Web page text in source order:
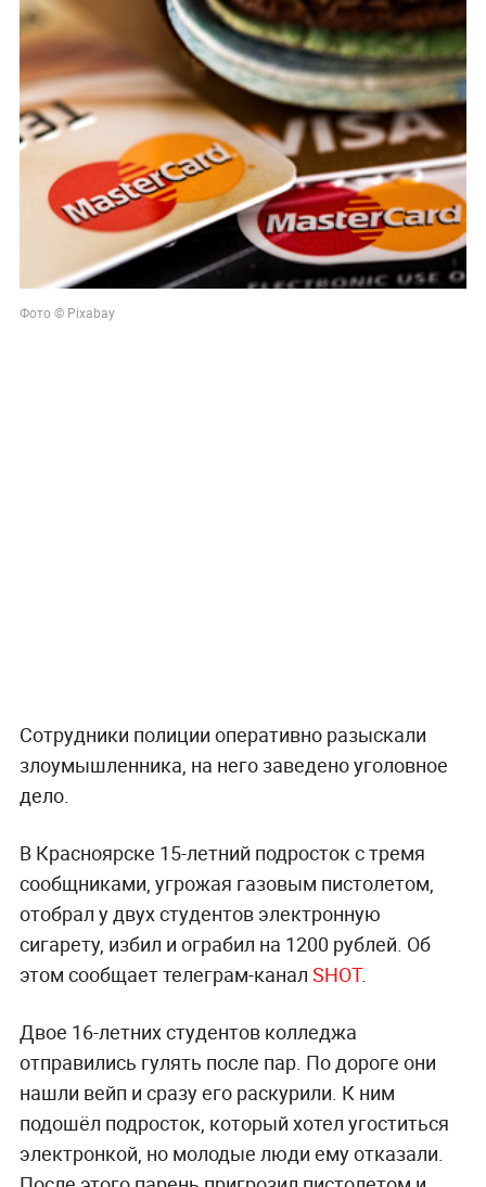
Фото © Pixabay
Сотрудники полиции оперативно разыскали
злоумышленника, на него заведено уголовное
дело.
В Красноярске 15-летний подросток с тремя
сообщниками, угрожая газовым пистолетом,
отобрал у двух студентов электронную
сигарету, избил и ограбил на 1200 рублей. Об
этом сообщает телеграм-канал SHOT.
Двое 16-летних студентов колледжа
отправились гулять после пар. По дороге они
нашли вейп и сразу его раскурили. К ним
подошёл подросток, который хотел угоститься
электронкой, но молодые люди ему отказали.